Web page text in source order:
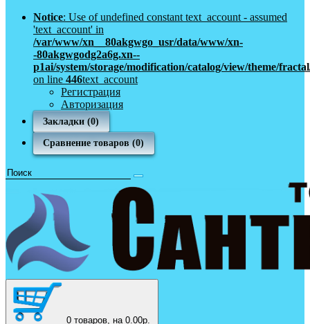
Notice: Use of undefined constant text_account - assumed
'text_account' in
/var/www/xn__80akgwgo_usr/data/www/xn-
-80akgwgodg2a6g.xn--
p1ai/system/storage/modification/catalog/view/theme/
on line 446text_account
Регистрация
Авторизация
Закладки (0)
Сравнение товаров (0)
0 товаров, на 0.00р.